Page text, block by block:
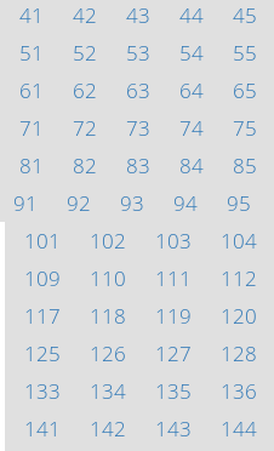
41
42 43 44 45
51
52 53 54 55
61
62 63 64 65
71
72 73 74 75
81
82 83 84 85
91
92 93 94 95
101
102 103 104
109
110 111 112
117
118 119 120
125
126 127 128
133
134 135 136
141
142 143 144